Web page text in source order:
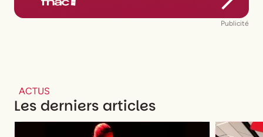
Publicité
ACTUS
Les derniers articles